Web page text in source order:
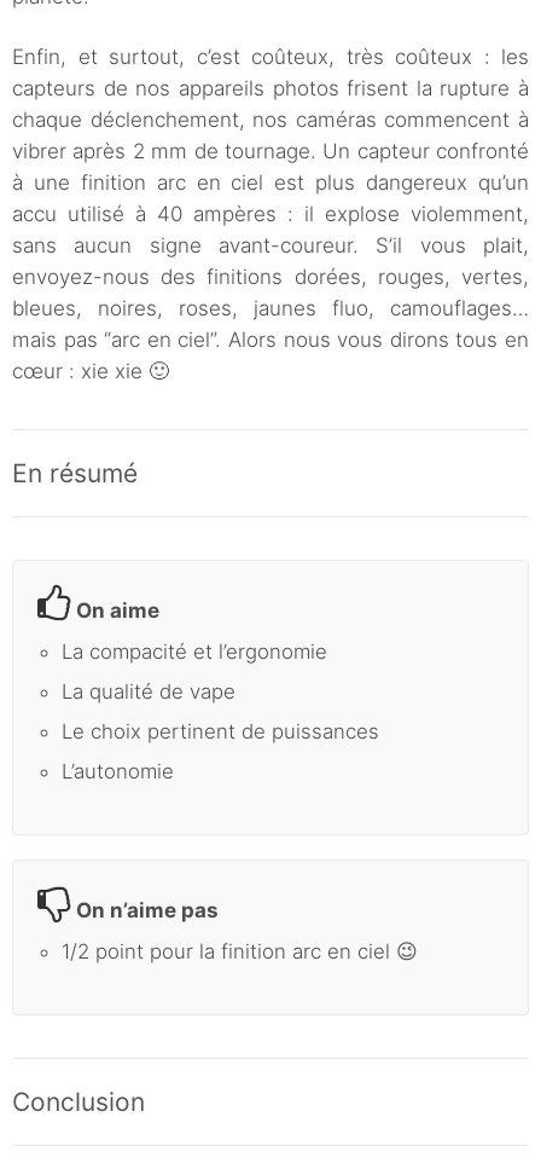
Enfin, et surtout, c’est coûteux, très coûteux : les
capteurs de nos appareils photos frisent la rupture à
chaque déclenchement, nos caméras commencent à
vibrer après 2 mm de tournage. Un capteur confronté
à une finition arc en ciel est plus dangereux qu’un
accu utilisé à 40 ampères : il explose violemment,
sans aucun signe avant-coureur. S’il vous plait,
envoyez-nous des finitions dorées, rouges, vertes,
bleues, noires, roses, jaunes fluo, camouflages…
mais pas “arc en ciel”. Alors nous vous dirons tous en
cœur : xie xie 🙂
En résumé
On aime
La compacité et l’ergonomie
La qualité de vape
Le choix pertinent de puissances
L’autonomie
On n’aime pas
1/2 point pour la finition arc en ciel 😉
Conclusion